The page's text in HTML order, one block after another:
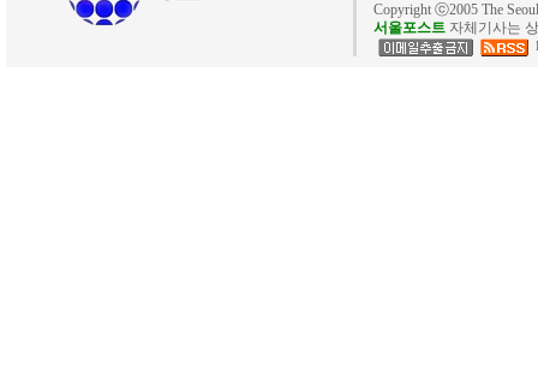
Copyright ⓒ2005 The
서울포스트 자체기사는